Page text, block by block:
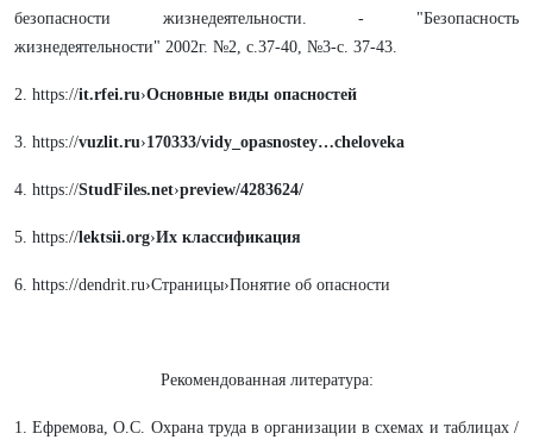
безопасности жизнедеятельности. - "Безопасность
жизнедеятельности" 2002г. №2, с.37-40, №3-c. 37-43.
2. https://it.rfei.ru›Основные виды опасностей
3. https://vuzlit.ru›170333/vidy_opasnostey…cheloveka
4. https://StudFiles.net›preview/4283624/
5. https://lektsii.org›Их классификация
6. https://dendrit.ru›Страницы›Понятие об опасности
Рекомендованная литература:
1. Ефремова, О.С. Охрана труда в организации в схемах и таблицах /